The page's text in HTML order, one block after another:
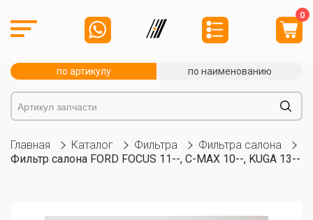
0
по артикулу по наименованию
Главная Каталог Фильтра
Фильтра салона
Фильтр салона FORD FOCUS 11--, C-MAX 10--, KUGA 13--